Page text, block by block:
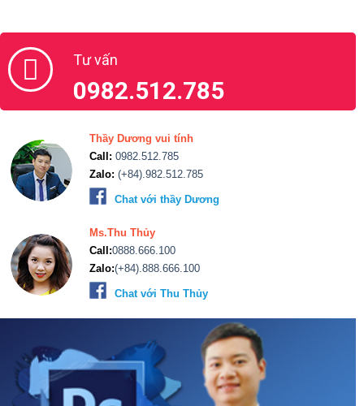
Tư vấn
0982.512.785
Thầy Dương vui tính
Call: 0982.512.785
Zalo: (+84).982.512.785
Chat với thầy Dương
Ms.Thu Thủy
Call:0888.666.100
Zalo:(+84).888.666.100
Chat với Thu Thủy